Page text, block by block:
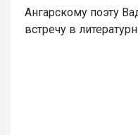
Ангарскому поэту
встречу в